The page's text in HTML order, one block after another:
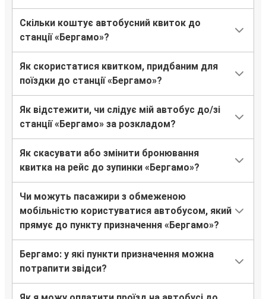
Бергамо
Аеропорт Венеції
Бергамо
Женева
Бергамо
Марібор
Львів
Бергамо
Бергамо
Ляйпціг
Ляйпціг
Бергамо
Скільки коштує автобусний квиток до
станції «Бергамо»?
Як скористатися квитком, придбаним для
поїздки до станції «Бергамо»?
Як відстежити, чи слідує мій автобус до/зі
станції «Бергамо» за розкладом?
Як скасувати або змінити бронювання
квитка на рейс до зупинки «Бергамо»?
Чи можуть пасажири з обмеженою
мобільністю користуватися автобусом, який
прямує до пункту призначення «Бергамо»?
Бергамо: у які пункти призначення можна
потрапити звідси?